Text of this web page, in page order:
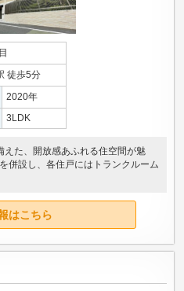
徒歩5分
2020年
3LDK
た、開放感あふれる住空間が魅
併設し、各住戸にはトランクルーム
はこちら